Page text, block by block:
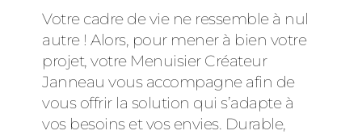
Votre cadre de vie ne ressemble à nul
autre ! Alors, pour mener à bien votre
projet, votre Menuisier Créateur
Janneau vous accompagne afin de
vous offrir la solution qui s’adapte à
vos besoins et vos envies. Durable,